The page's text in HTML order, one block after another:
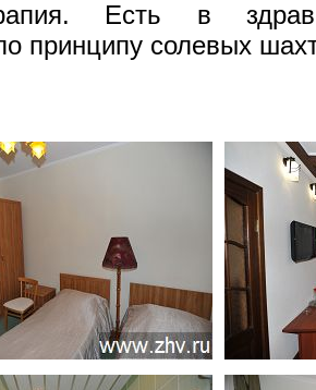
Есть в
принципу солевых